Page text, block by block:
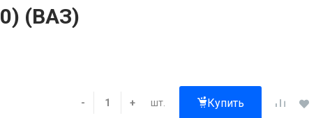
(ВАЗ)
- + шт. Купить